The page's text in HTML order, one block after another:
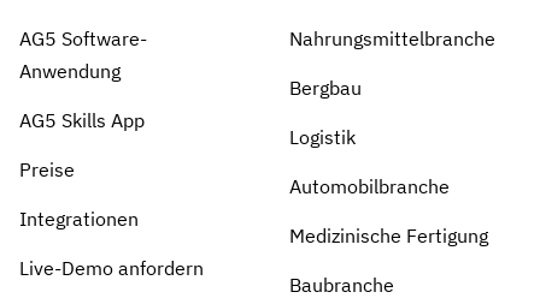
AG5 Software-
Anwendung
AG5 Skills App
Preise
Integrationen
Live-Demo anfordern
Nahrungsmittelbranche
Bergbau
Logistik
Automobilbranche
Medizinische Fertigung
Baubranche